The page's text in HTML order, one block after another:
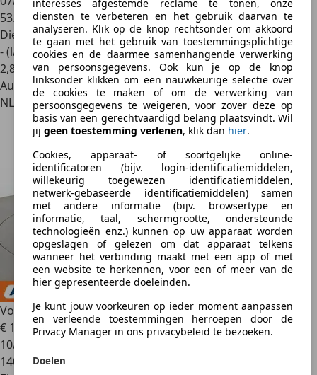
interesses afgestemde reclame te tonen, onze
diensten te verbeteren en het gebruik daarvan te
analyseren. Klik op de knop rechtsonder om akkoord
te gaan met het gebruik van toestemmingsplichtige
cookies en de daarmee samenhangende verwerking
van persoonsgegevens. Ook kun je op de knop
linksonder klikken om een nauwkeurige selectie over
de cookies te maken of om de verwerking van
persoonsgegevens te weigeren, voor zover deze op
basis van een gerechtvaardigd belang plaatsvindt. Wil
jij geen toestemming verlenen, klik dan hier.
Cookies, apparaat- of soortgelijke online-
identificatoren (bijv. login-identificatiemiddelen,
willekeurig toegewezen identificatiemiddelen,
netwerk-gebaseerde identificatiemiddelen) samen
met andere informatie (bijv. browsertype en
informatie, taal, schermgrootte, ondersteunde
technologieën enz.) kunnen op uw apparaat worden
opgeslagen of gelezen om dat apparaat telkens
wanneer het verbinding maakt met een app of met
een website te herkennen, voor een of meer van de
hier gepresenteerde doeleinden.
Je kunt jouw voorkeuren op ieder moment aanpassen
en verleende toestemmingen herroepen door de
Privacy Manager in ons privacybeleid te bezoeken.
Doelen
53.369 km
Diesel
- (l/100 km)
2,8
Autobedrijf
NL 7961 EA
Volkswagen Passat1.4 GTE
€ 15.349
10/2017
140.374 km